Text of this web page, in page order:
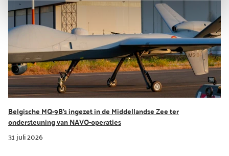
Belgische MQ-9B’s ingezet in de Middellandse Zee ter
ondersteuning van NAVO-operaties
31 juli 2026